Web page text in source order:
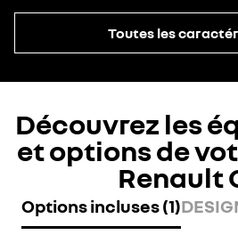
Toutes les
Découvrez les
et options de
Renault
Options incluses (1)